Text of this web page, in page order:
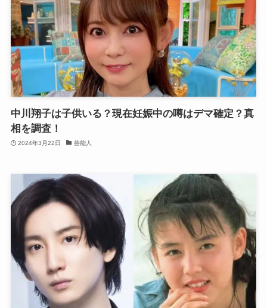
中川翔子は子供いる？現在妊娠中の噂はデマ確定？真
相を調査！
2024年3月22日 芸能人